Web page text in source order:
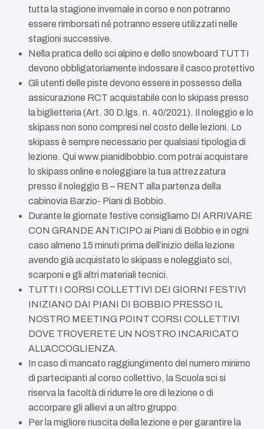
tutta la stagione invernale in corso e non potranno
essere rimborsati né potranno essere utilizzati nelle
stagioni successive.
Nella pratica dello sci alpino e dello snowboard TUTTI
devono obbligatoriamente indossare il casco protettivo
Gli utenti delle piste devono essere in possesso della
assicurazione RCT acquistabile con lo skipass presso
la biglietteria (Art. 30 D.lgs. n. 40/2021). Il noleggio e lo
skipass non sono compresi nel costo delle lezioni. Lo
skipass è sempre necessario per qualsiasi tipologia di
lezione. Qui www.pianidibobbio.com potrai acquistare
lo skipass online e noleggiare la tua attrezzatura
presso il noleggio B – RENT alla partenza della
cabinovia Barzio- Piani di Bobbio.
Durante le giornate festive consigliamo DI ARRIVARE
CON GRANDE ANTICIPO ai Piani di Bobbio e in ogni
caso almeno 15 minuti prima dell’inizio della lezione
avendo già acquistato lo skipass e noleggiato sci,
scarponi e gli altri materiali tecnici.
TUTTI I CORSI COLLETTIVI DEI GIORNI FESTIVI
INIZIANO DAI PIANI DI BOBBIO PRESSO IL
NOSTRO MEETING POINT CORSI COLLETTIVI
DOVE TROVERETE UN NOSTRO INCARICATO
ALL’ACCOGLIENZA.
In caso di mancato raggiungimento del numero minimo
di partecipanti al corso collettivo, la Scuola sci si
riserva la facoltà di ridurre le ore di lezione o di
accorpare gli allievi a un altro gruppo.
Per la migliore riuscita della lezione e per garantire la